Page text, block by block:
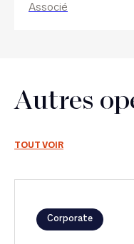
Associé
Autres
TOUT VOIR
Corporate